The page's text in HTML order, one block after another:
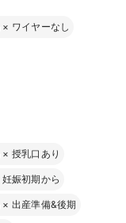
× ワイヤーなし
× 授乳口あり
妊娠初期から
× 出産準備&後期